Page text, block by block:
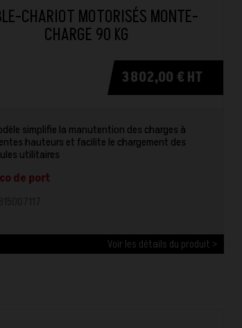
CHARIOT MOTORISÉS MONTE-
CHARGE 90 KG
3 802,00 € HT
simplifie la manutention des charges à
hauteurs et facilite le chargement des
utilitaires
de port
Voir les détails du produit >